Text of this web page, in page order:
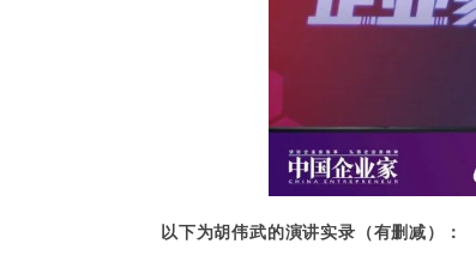
以下为胡伟武的演讲实录（有删减）：